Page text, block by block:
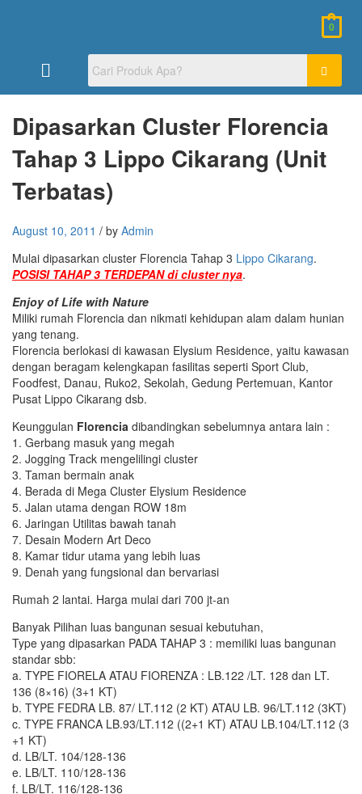
0
Dipasarkan Cluster Florencia
Tahap 3 Lippo Cikarang (Unit
Terbatas)
August 10, 2011 / by Admin
Mulai dipasarkan cluster Florencia Tahap 3 Lippo Cikarang.
POSISI TAHAP 3 TERDEPAN di cluster nya.
Enjoy of Life with Nature
Miliki rumah Florencia dan nikmati kehidupan alam dalam hunian
yang tenang.
Florencia berlokasi di kawasan Elysium Residence, yaitu kawasan
dengan beragam kelengkapan fasilitas seperti Sport Club,
Foodfest, Danau, Ruko2, Sekolah, Gedung Pertemuan, Kantor
Pusat Lippo Cikarang dsb.
Keunggulan Florencia dibandingkan sebelumnya antara lain :
1. Gerbang masuk yang megah
2. Jogging Track mengelilingi cluster
3. Taman bermain anak
4. Berada di Mega Cluster Elysium Residence
5. Jalan utama dengan ROW 18m
6. Jaringan Utilitas bawah tanah
7. Desain Modern Art Deco
8. Kamar tidur utama yang lebih luas
9. Denah yang fungsional dan bervariasi
Rumah 2 lantai. Harga mulai dari 700 jt-an
Banyak Pilihan luas bangunan sesuai kebutuhan,
Type yang dipasarkan PADA TAHAP 3 : memiliki luas bangunan
standar sbb:
a. TYPE FIORELA ATAU FIORENZA : LB.122 /LT. 128 dan LT.
136 (8×16) (3+1 KT)
b. TYPE FEDRA LB. 87/ LT.112 (2 KT) ATAU LB. 96/LT.112 (3KT)
c. TYPE FRANCA LB.93/LT.112 ((2+1 KT) ATAU LB.104/LT.112 (3
+1 KT)
d. LB/LT. 104/128-136
e. LB/LT. 110/128-136
f. LB/LT. 116/128-136